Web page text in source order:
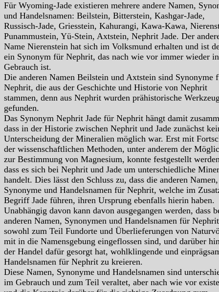
Für Wyoming-Jade existieren mehrere andere Namen,
und Handelsnamen: Beilstein, Bitterstein, Kashgar-Jade,
Russisch-Jade, Griesstein, Kahurangi, Kawa-Kawa,
Punammustein, Yü-Stein, Axtstein, Nephrit Jade. Der
Name Nierenstein hat sich im Volksmund erhalten und ist
ein Synonym für Nephrit, das nach wie vor immer wieder in
Gebrauch ist.
Die anderen Namen Beilstein und Axtstein sind Synonyme
Nephrit, die aus der Geschichte und Historie von Nephrit
stammen, denn aus Nephrit wurden prähistorische
gefunden.
Das Synonym Nephrit Jade für Nephrit hängt damit
dass in der Historie zwischen Nephrit und Jade zunächst
Unterscheidung der Mineralien möglich war. Erst mit
der wissenschaftlichen Methoden, unter anderem der
zur Bestimmung von Magnesium, konnte festgestellt
dass es sich bei Nephrit und Jade um unterschiedliche
handelt. Dies lässt den Schluss zu, dass die anderen Namen,
Synonyme und Handelsnamen für Nephrit, welche im
Begriff Jade führen, ihren Ursprung ebenfalls hierin haben.
Unabhängig davon kann davon ausgegangen werden, dass
anderen Namen, Synonymen und Handelsnamen für Nephrit
sowohl zum Teil Fundorte und Überlieferungen von
mit in die Namensgebung eingeflossen sind, und darüber
der Handel dafür gesorgt hat, wohlklingende und
Handelsnamen für Nephrit zu kreieren.
Diese Namen, Synonyme und Handelsnamen sind
im Gebrauch und zum Teil veraltet, aber nach wie vor